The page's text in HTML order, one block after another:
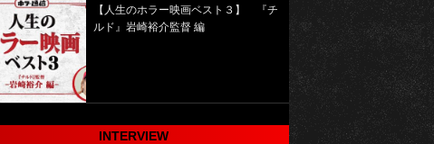
【人生のホラー映画ベスト３】 『チ
ルド』岩崎裕介監督 編
INTERVIEW